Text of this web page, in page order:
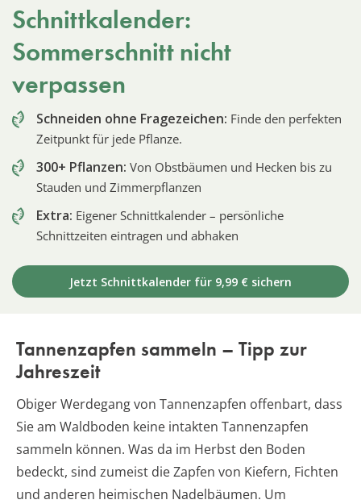
Schnittkalender:
Sommerschnitt nicht
verpassen
Schneiden ohne Fragezeichen: Finde den perfekten
Zeitpunkt für jede Pflanze.
300+ Pflanzen: Von Obstbäumen und Hecken bis zu
Stauden und Zimmerpflanzen
Extra: Eigener Schnittkalender – persönliche
Schnittzeiten eintragen und abhaken
Jetzt Schnittkalender für 9,99 € sichern
Tannenzapfen sammeln – Tipp zur
Jahreszeit
Obiger Werdegang von Tannenzapfen offenbart, dass
Sie am Waldboden keine intakten Tannenzapfen
sammeln können. Was da im Herbst den Boden
bedeckt, sind zumeist die Zapfen von Kiefern, Fichten
und anderen heimischen Nadelbäumen. Um